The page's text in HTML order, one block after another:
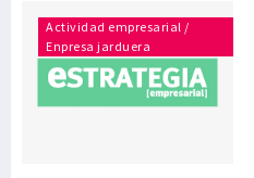
Actividad empresarial /
Enpresa jarduera